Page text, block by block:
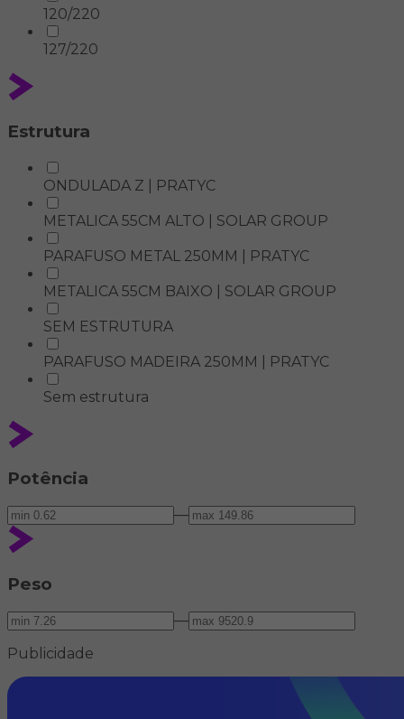
120/220
127/220
Estrutura
ONDULADA Z | PRATYC
METALICA 55CM ALTO | SOLAR GROUP
PARAFUSO METAL 250MM | PRATYC
METALICA 55CM BAIXO | SOLAR GROUP
SEM ESTRUTURA
PARAFUSO MADEIRA 250MM | PRATYC
Sem estrutura
Potência
—
Peso
—
Publicidade